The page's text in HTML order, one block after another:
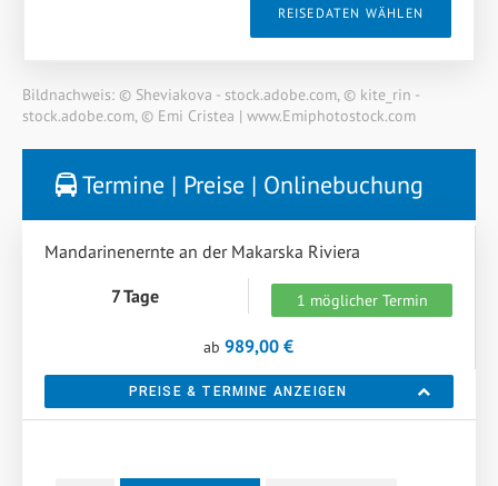
REISEDATEN WÄHLEN
Bildnachweis: © Sheviakova - stock.adobe.com, © kite_rin -
stock.adobe.com, © Emi Cristea | www.Emiphotostock.com
Termine | Preise | Onlinebuchung
Mandarinenernte an der Makarska Riviera
7 Tage
1 möglicher Termin
ab 989,00 €
PREISE & TERMINE ANZEIGEN